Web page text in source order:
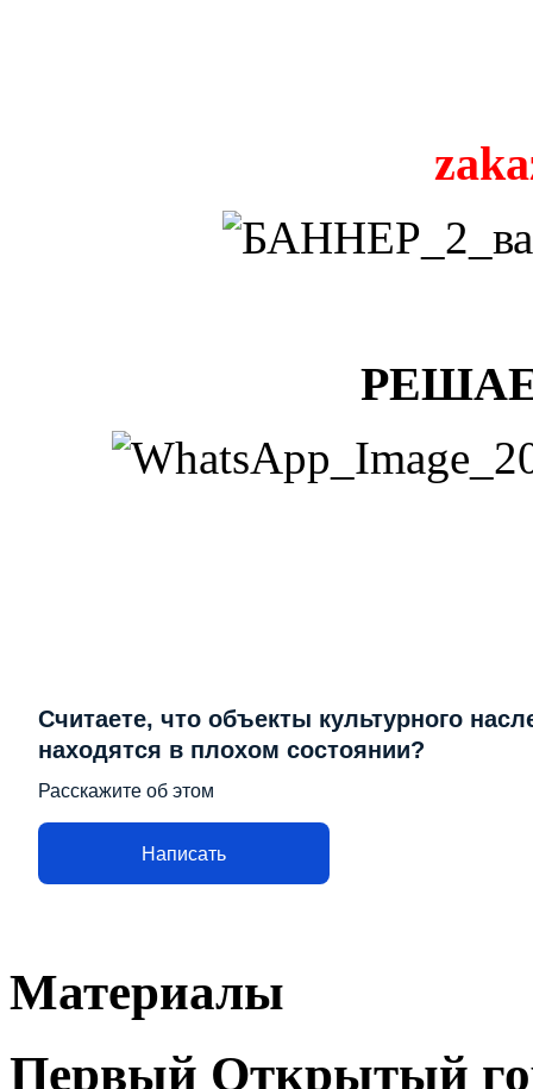
Считаете, что объекты культурного
находятся в плохом состоянии?
Расскажите об этом
Написать
Материалы
Первый Открытый